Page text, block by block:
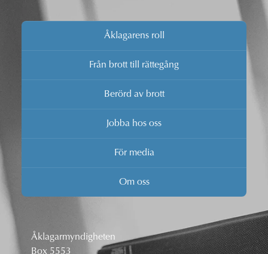
Åklagarens roll
Från brott till rättegång
Berörd av brott
Jobba hos oss
För media
Om oss
Åklagarmyndigheten
Box 5553